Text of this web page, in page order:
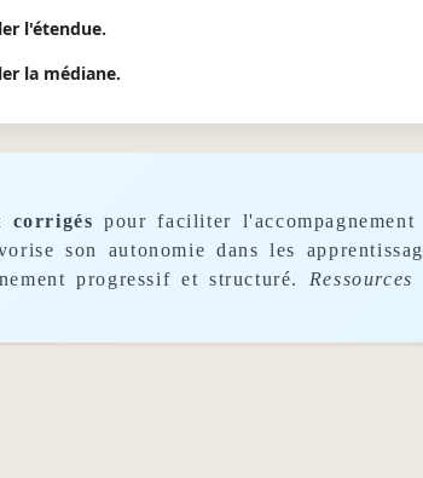
l'étendue.
la médiane.
corrigés pour faciliter
son autonomie dans les
progressif et structuré.